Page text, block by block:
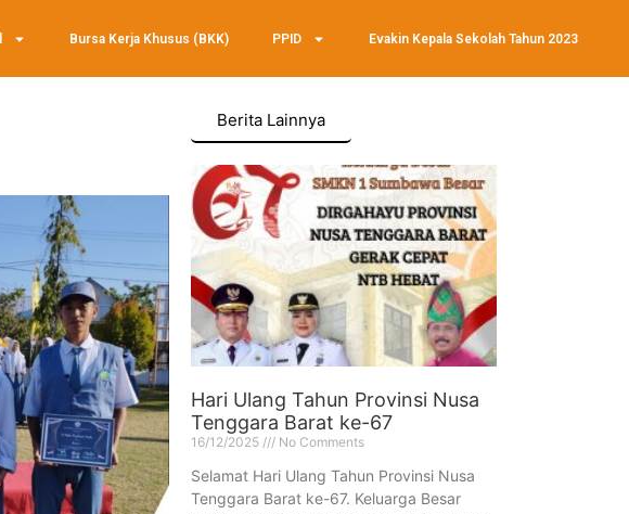
Bursa Kerja Khusus (BKK) PPID Evakin Kepala Sekolah Tahun 2023
Berita Lainnya
Hari Ulang Tahun Provinsi Nusa
Tenggara Barat ke-67
16/12/2025 No Comments
Selamat Hari Ulang Tahun Provinsi Nusa
Tenggara Barat ke-67. Keluarga Besar